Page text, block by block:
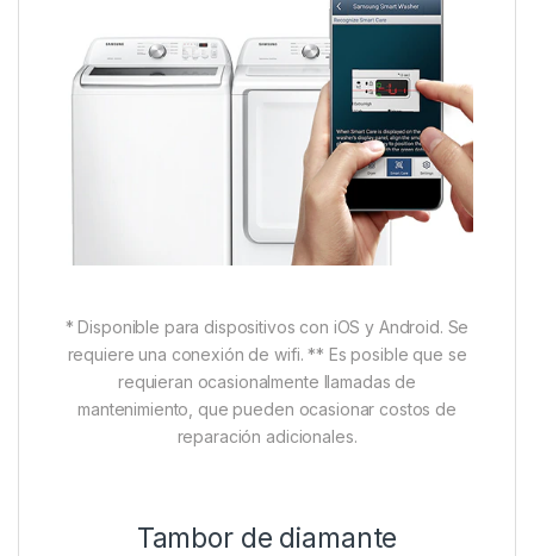
* Disponible para dispositivos con iOS y Android. Se
requiere una conexión de wifi. ** Es posible que se
requieran ocasionalmente llamadas de
mantenimiento, que pueden ocasionar costos de
reparación adicionales.
Tambor de diamante